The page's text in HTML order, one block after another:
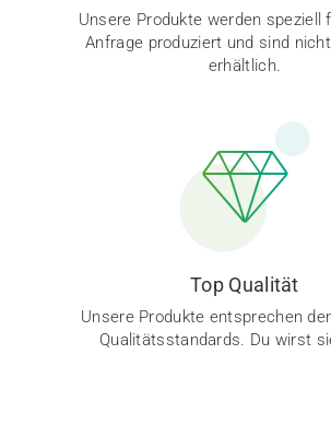
Unsere Produkte werden speziell
Anfrage produziert und sind
erhältlich.
Top Qualität
Unsere Produkte entsprechen
Qualitätsstandards. Du wirst